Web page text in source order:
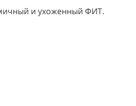
и ухоженный ФИТ.